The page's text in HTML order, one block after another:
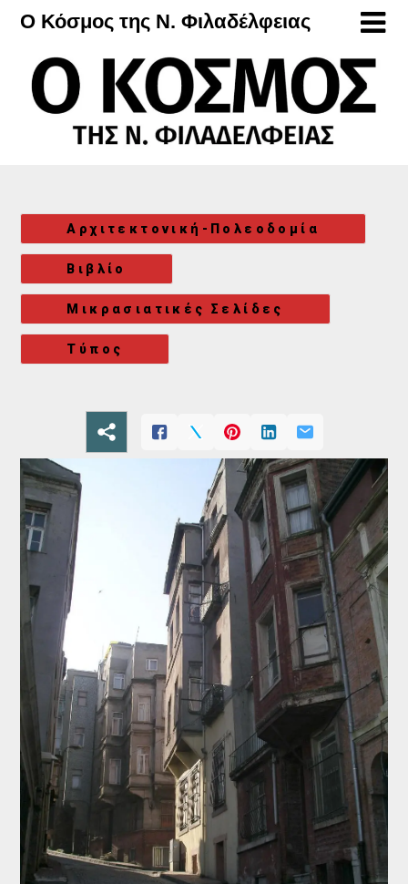
Μετάβαση
περιεχόμενο
Ο Κόσμος της Ν. Φιλαδέλφειας
Αρχιτεκτονική-Πολεοδομία
Βιβλίο
Μικρασιατικές Σελίδες
Τύπος